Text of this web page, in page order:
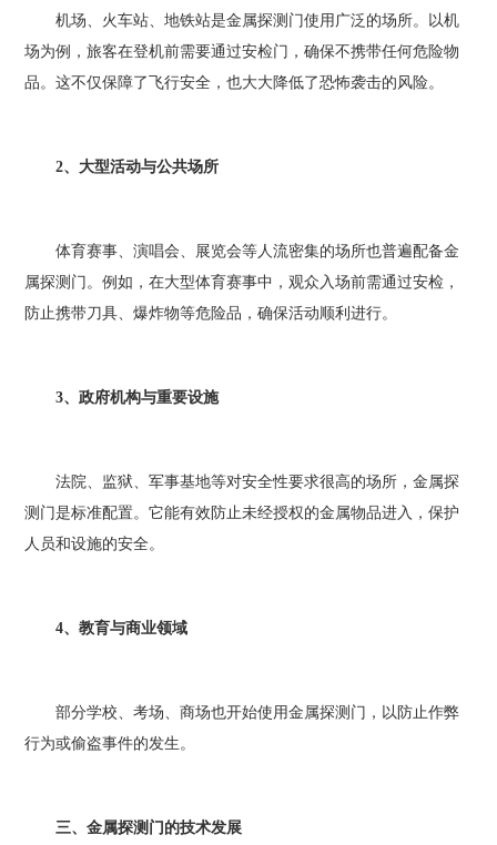
机场、火车站、地铁站是金属探测门使用广泛的场所。以机
场为例，旅客在登机前需要通过安检门，确保不携带任何危险物
品。这不仅保障了飞行安全，也大大降低了恐怖袭击的风险。
2、大型活动与公共场所
体育赛事、演唱会、展览会等人流密集的场所也普遍配备金
属探测门。例如，在大型体育赛事中，观众入场前需通过安检，
防止携带刀具、爆炸物等危险品，确保活动顺利进行。
3、政府机构与重要设施
法院、监狱、军事基地等对安全性要求很高的场所，金属探
测门是标准配置。它能有效防止未经授权的金属物品进入，保护
人员和设施的安全。
4、教育与商业领域
部分学校、考场、商场也开始使用金属探测门，以防止作弊
行为或偷盗事件的发生。
三、金属探测门的技术发展